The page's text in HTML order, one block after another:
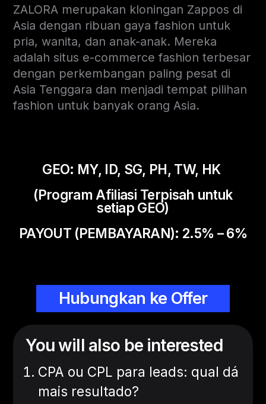
ZALORA merupakan kloningan Zappos di
Asia dengan ribuan gaya fashion untuk
pria, wanita, dan anak-anak. Mereka
adalah situs e-commerce fashion terbesar
dengan perkembangan paling pesat di
Asia Tenggara dan menjadi tempat pilihan
fashion untuk banyak orang Asia.
GEO: MY, ID, SG, PH, TW, HK
(Program Afiliasi Terpisah untuk
setiap GEO)
PAYOUT (PEMBAYARAN): 2.5% – 6%
Hubungkan ke Offer
You will also be interested
CPA ou CPL para leads: qual dá
mais resultado?